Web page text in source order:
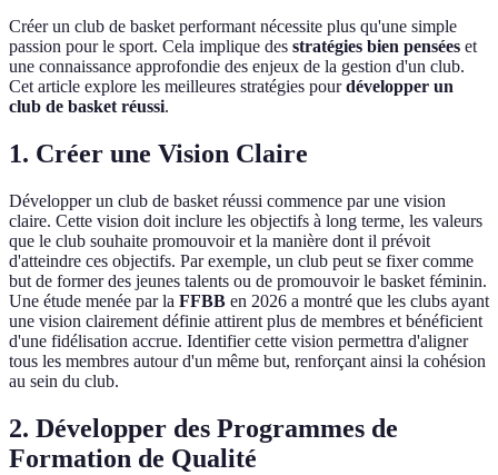
Créer un club de basket performant nécessite plus qu'une simple
passion pour le sport. Cela implique des stratégies bien pensées et
une connaissance approfondie des enjeux de la gestion d'un club.
Cet article explore les meilleures stratégies pourdévelopper un
club de basket réussi.
1. Créer une Vision Claire
Développer un club de basket réussi commence par une vision
claire. Cette vision doit inclure les objectifs à long terme, les valeurs
que le club souhaite promouvoir et la manière dont il prévoit
d'atteindre ces objectifs. Par exemple, un club peut se fixer comme
but de former des jeunes talents ou de promouvoir le basket féminin.
Une étude menée par la FFBB en 2026 a montré que les clubs ayant
une vision clairement définie attirent plus de membres et bénéficient
d'une fidélisation accrue. Identifier cette vision permettra d'aligner
tous les membres autour d'un même but, renforçant ainsi la cohésion
au sein du club.
2. Développer des Programmes de
Formation de Qualité